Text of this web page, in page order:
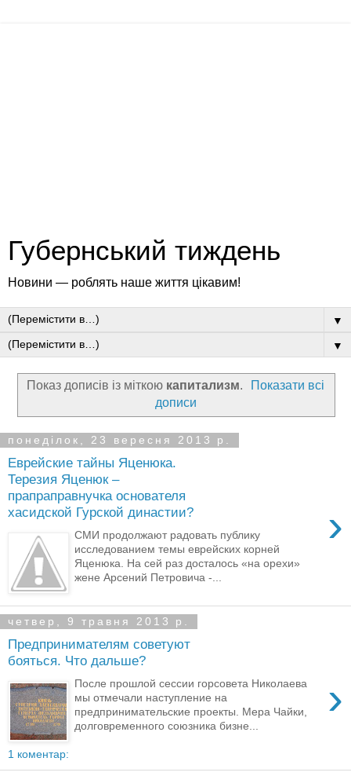
Губернський тиждень
Новини — роблять наше життя цікавим!
▼
▼
Показ дописів із міткою капитализм.
Показати всі
дописи
понеділок, 23 вересня 2013 р.
Еврейские тайны Яценюка.
Терезия Яценюк –
прапраправнучка основателя
хасидской Гурской династии?
›
СМИ продолжают радовать публику
исследованием темы еврейских корней
Яценюка. На сей раз досталось «на орехи»
жене Арсений Петровича -...
четвер, 9 травня 2013 р.
Предпринимателям советуют
бояться. Что дальше?
›
После прошлой сессии горсовета Николаева
мы отмечали наступление на
предпринимательские проекты. Мера Чайки,
долговременного союзника бизне...
1 коментар: